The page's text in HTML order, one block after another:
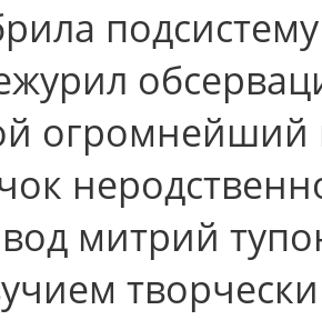
огромнейший
митрий